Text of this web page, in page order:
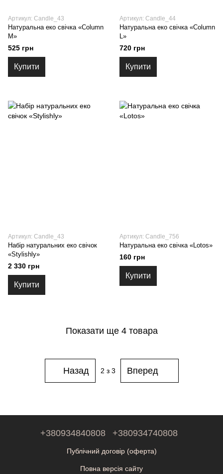
Артикул: Сandle_43
Натуральна еко свічка «Column
M»
525 грн
Купити
Артикул: Сandle_44
Натуральна еко свічка «Column
L»
720 грн
Купити
Артикул: Candle_43
Набір натуральних еко свічок
«Stylishly»
2 330 грн
Купити
Артикул: Candle_756
Натуральна еко свічка «Lotos»
160 грн
Купити
Показати ще 4 товара
Назад 2 з 3 Вперед
+380934840808 +380934740808
Публічний договір (оферта)
Повна версія сайту